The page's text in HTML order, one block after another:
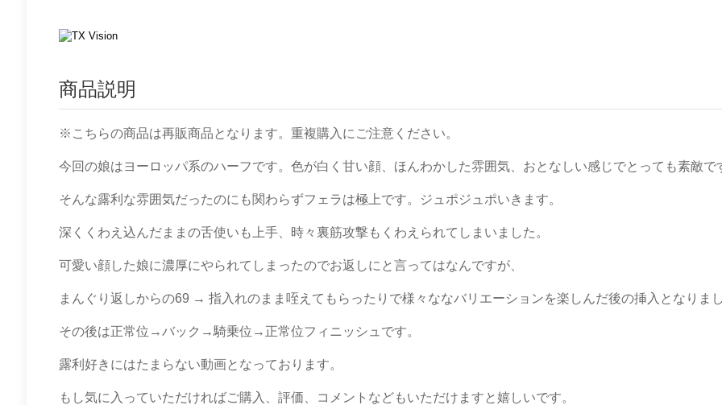
商品説明
※こちらの商品は再販商品となります。重複購入にご注意ください。
今回の娘はヨーロッパ系のハーフです。色が白く甘い顔、ほんわかした雰囲気、おとなしい感じでとっても素敵で
そんな露利な雰囲気だったのにも関わらずフェラは極上です。ジュポジュポいきます。
深くくわえ込んだままの舌使いも上手、時々裏筋攻撃もくわえられてしまいました。
可愛い顔した娘に濃厚にやられてしまったのでお返しにと言ってはなんですが、
まんぐり返しからの69 → 指入れのまま咥えてもらったりで様々ななバリエーションを楽しんだ後の挿入となりま
その後は正常位→バック→騎乗位→正常位フィニッシュです。
露利好きにはたまらない動画となっております。
もし気に入っていただければご購入、評価、コメントなどもいただけますと嬉しいです。